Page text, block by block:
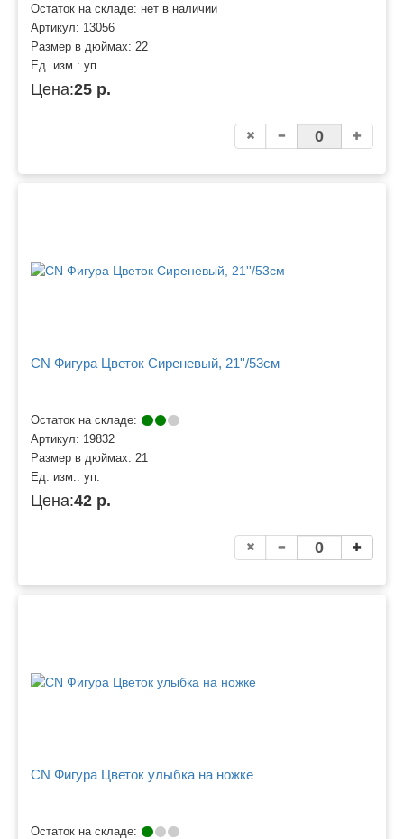
Остаток на складе: нет в наличии
Артикул: 13056
Размер в дюймах: 22
Ед. изм.: уп.
Цена:25 р.
CN Фигура Цветок Сиреневый, 21''/53см
Остаток на складе:
Артикул: 19832
Размер в дюймах: 21
Ед. изм.: уп.
Цена:42 р.
CN Фигура Цветок улыбка на ножке
Остаток на складе: